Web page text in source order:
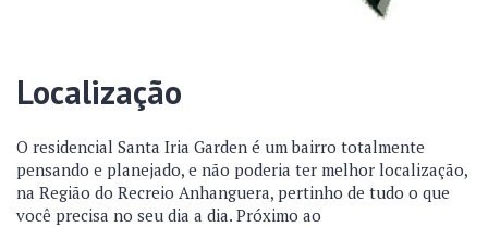
Localização
O residencial Santa Iria Garden é um bairro totalmente
pensando e planejado, e não poderia ter melhor localização,
na Região do Recreio Anhanguera, pertinho de tudo o que
você precisa no seu dia a dia. Próximo ao